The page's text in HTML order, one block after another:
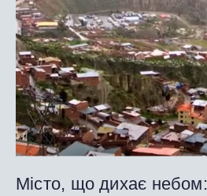
Місто, що дихає